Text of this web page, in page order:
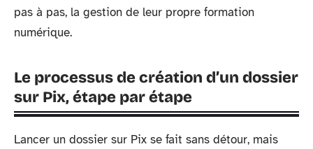
pas à pas, la gestion de leur propre formation
numérique.
Le processus de création d’un dossier
sur Pix, étape par étape
Lancer un dossier sur Pix se fait sans détour, mais